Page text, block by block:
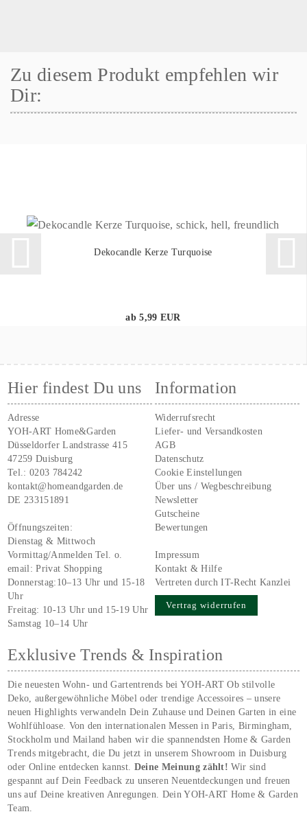
Zu diesem Produkt empfehlen wir
Dir:
Dekocandle Kerze Turquoise
ab 5,99 EUR
Hier findest Du uns
Adresse
YOH-ART Home&Garden
Düsseldorfer Landstrasse 415
47259 Duisburg
Tel.:0203 784242
kontakt@homeandgarden.de
DE 233151891
Öffnungszeiten:
Dienstag & Mittwoch
Vormittag/Anmelden Tel. o.
email:Privat Shopping
Donnerstag:10–13 Uhr und 15-18
Uhr
Freitag: 10-13 Uhr und 15-19 Uhr
Samstag 10–14 Uhr
Information
Widerrufsrecht
Liefer- und Versandkosten
AGB
Datenschutz
Cookie Einstellungen
Über uns / Wegbeschreibung
Newsletter
Gutscheine
Bewertungen
Impressum
Kontakt & Hilfe
Vertreten durch IT-Recht Kanzlei
Vertrag widerrufen
Exklusive Trends & Inspiration
Die neuesten Wohn- und Gartentrends bei YOH‑ART Ob stilvolle
Deko, außergewöhnliche Möbel oder trendige Accessoires – unsere
neuen Highlights verwandeln Dein Zuhause und Deinen Garten in eine
Wohlfühloase. Von den internationalen Messen in Paris, Birmingham,
Stockholm und Mailand haben wir die spannendsten Home & Garden
Trends mitgebracht, die Du jetzt in unserem Showroom in Duisburg
oder Online entdecken kannst. Deine Meinung zählt!Wir sind
gespannt auf Dein Feedback zu unseren Neuentdeckungen und freuen
uns auf Deine kreativen Anregungen. Dein YOH‑ART Home & Garden
Team.